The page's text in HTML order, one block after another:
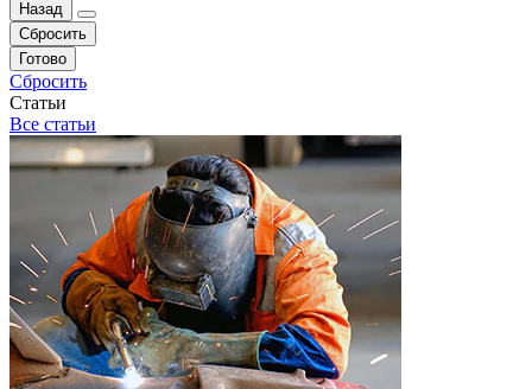
Назад
Сбросить
Готово
Сбросить
Статьи
Все статьи